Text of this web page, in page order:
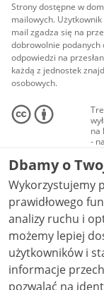
Strony dostępne w
mailowych.
mail zgadza się na
dobrowolnie podanych
odpowiedzi na
każdą z jednostek
osobowych.
na
-
Dbamy o
Wykorzystujemy
prawidłowego
analizy ruchu i
możemy lepiej
użytkowników i stale
informacje
pozwalać na